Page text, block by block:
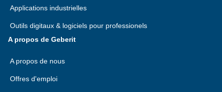
Applications industrielles
Outils digitaux & logiciels pour professionels
A propos de Geberit
A propos de nous
Offres d'emploi